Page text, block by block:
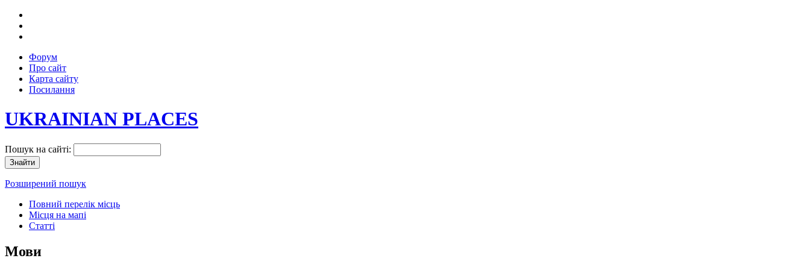
Форум
Про сайт
Карта сайту
Посилання
UKRAINIAN PLACES
Пошук на сайті:
Розширений пошук
Повний перелік місць
Місця на мапі
Статті
Мови